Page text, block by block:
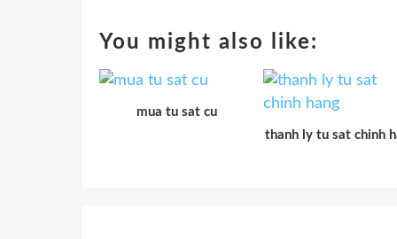
You might also like:
mua tu sat cu
thanh ly tu sat chinh